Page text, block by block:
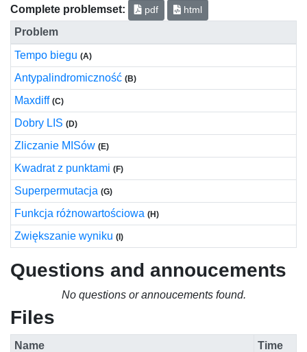
Complete problemset: pdf html
Problem
Tempo biegu (A)
Antypalindromiczność (B)
Maxdiff (C)
Dobry LIS (D)
Zliczanie MISów (E)
Kwadrat z punktami (F)
Superpermutacja (G)
Funkcja różnowartościowa (H)
Zwiększanie wyniku (I)
Questions and annoucements
No questions or annoucements found.
Files
Name
Time